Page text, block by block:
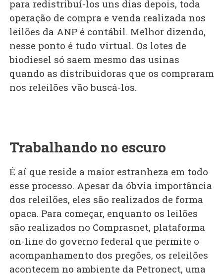
para redistribuí-los uns dias depois, toda
operação de compra e venda realizada nos
leilões da ANP é contábil. Melhor dizendo,
nesse ponto é tudo virtual. Os lotes de
biodiesel só saem mesmo das usinas
quando as distribuidoras que os compraram
nos releilões vão buscá-los.
Trabalhando no escuro
É aí que reside a maior estranheza em todo
esse processo. Apesar da óbvia importância
dos releilões, eles são realizados de forma
opaca. Para começar, enquanto os leilões
são realizados no Comprasnet, plataforma
on-line do governo federal que permite o
acompanhamento dos pregões, os releilões
acontecem no ambiente da Petronect, uma